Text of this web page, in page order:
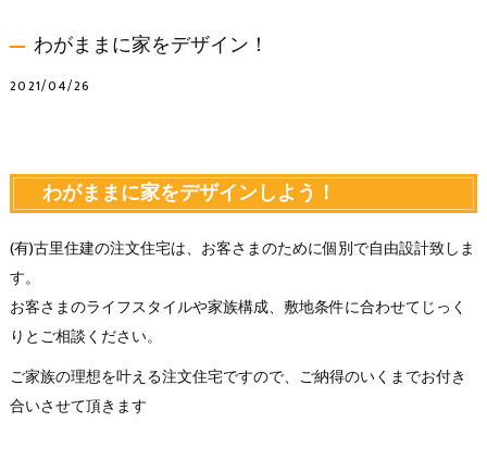
わがままに家をデザイン！
2021/04/26
わがままに家をデザインしよう！
(有)古里住建の注文住宅は、お客さまのために個別で自由設計致しま
す。
お客さまのライフスタイルや家族構成、敷地条件に合わせてじっく
りとご相談ください。
ご家族の理想を叶える注文住宅ですので、ご納得のいくまでお付き
合いさせて頂きます